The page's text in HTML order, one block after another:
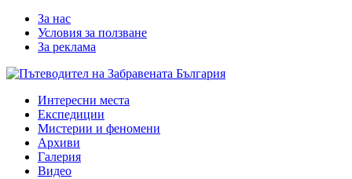
За нас
Условия за ползване
За реклама
Интересни места
Експедиции
Мистерии и феномени
Архиви
Галерия
Видео